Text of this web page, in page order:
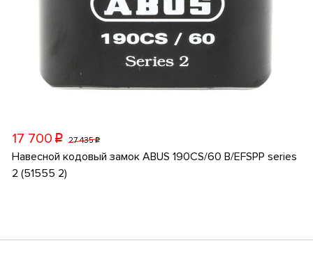
17 700 p 27 435p
Навесной кодовый замок ABUS 190CS/60 B/EFSPP series
2 (51555 2)